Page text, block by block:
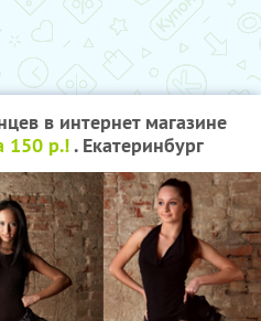
в интернет магазине
150 р.!. Екатеринбург